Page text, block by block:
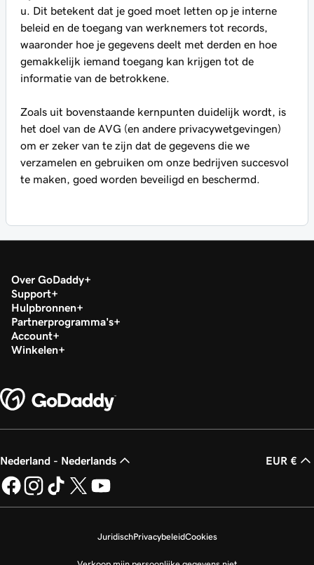
u. Dit betekent dat je goed moet letten op je interne
beleid en de toegang van werknemers tot records,
waaronder hoe je gegevens deelt met derden en hoe
gemakkelijk iemand toegang kan krijgen tot de
informatie van de betrokkene.
Zoals uit bovenstaande kernpunten duidelijk wordt, is
het doel van de AVG (en andere privacywetgevingen)
om er zeker van te zijn dat de gegevens die we
verzamelen en gebruiken om onze bedrijven succesvol
te maken, goed worden beveiligd en beschermd.
Over GoDaddy
Support
Hulpbronnen
Partnerprogramma's
Account
Winkelen
Nederland - Nederlands EUR €
JuridischPrivacybeleidCookies